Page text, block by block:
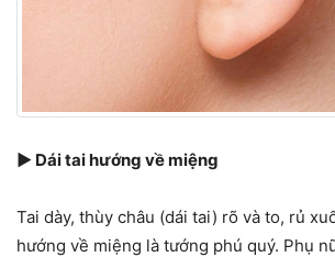
► Dái tai hướng về miệng
Tai dày, thùy châu (dái tai) rõ và to, rủ
hướng về miệng là tướng phú quý. Phụ